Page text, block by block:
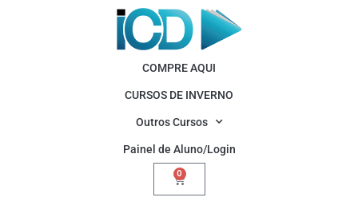
COMPRE AQUI
CURSOS DE INVERNO
Outros Cursos
Painel de Aluno/Login
0